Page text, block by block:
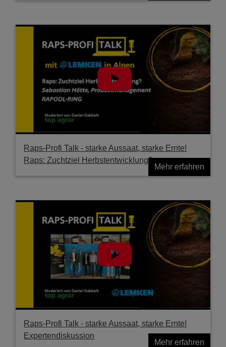
Raps-Profi Talk - starke Aussaat, starke Ernte!
Raps: Zuchtziel Herbstentwicklung?
Mehr erfahren
Raps-Profi Talk - starke Aussaat, starke Ernte!
Expertendiskussion
Mehr erfahren